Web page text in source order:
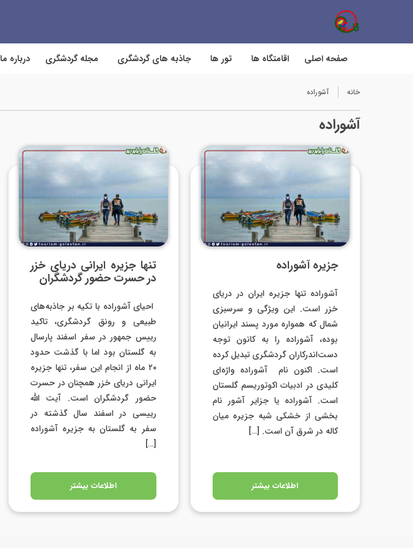
صفحه اصلی اقامتگاه ها تور ها جاذبه های گردشگری مجله گردشگری درباره ما
خانه آشوراده
آشوراده
جزیره آشوراده
آشوراده تنها جزیره ایران در دریای
خزر است. این ویژگی و سرسبزی
شمال که همواره مورد پسند ایرانیان
بوده، آشوراده را به کانون توجه
دست‌اندرکاران گردشگری تبدیل کرده
است. اکنون نام آشوراده واژه‌ای
کلیدی در ادبیات اکوتوریسم گلستان
است. آشوراده یا جزایر آشور نام
بخشی از خشکی شبه جزیره میان
کاله در شرق آن است. […]
اطلاعات بیشتر
تنها جزیره ایرانی دریای خزر
در حسرت حضور گردشگران
احیای آشوراده با تکیه بر جاذبه‌های
طبیعی و رونق گردشگری، تاکید
رییس جمهور در سفر اسفند پارسال
به گلستان بود اما با گذشت حدود
۲۰ ماه از انجام این سفر، تنها جزیره
ایرانی دریای خزر همچنان در حسرت
حضور گردشگران است. آیت الله
رییسی در اسفند سال گذشته در
سفر به گلستان به جزیره آشوراده
[…]
اطلاعات بیشتر